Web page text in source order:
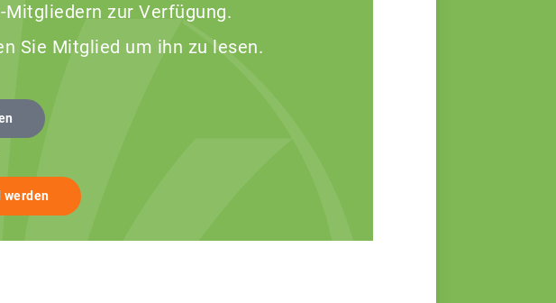
zur Verfügung.
Sie Mitglied um ihn zu lesen.